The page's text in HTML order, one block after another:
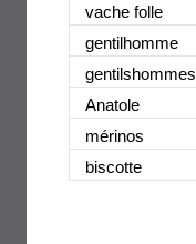
vache folle
gentilhomme
gentilshommes
Anatole
mérinos
biscotte